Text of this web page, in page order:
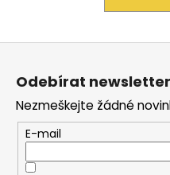
j
t
?
Odebírat newsletter
Nezmeškejte žádné
E-mail